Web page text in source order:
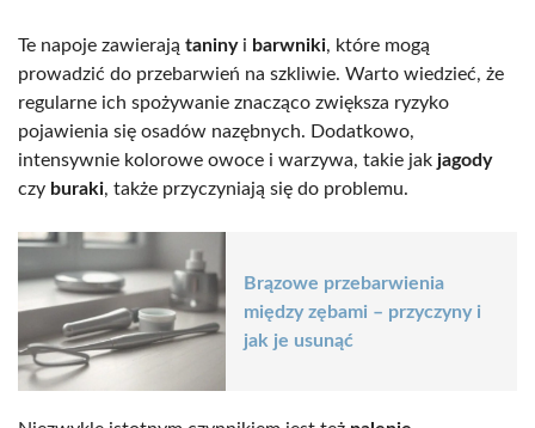
Te napoje zawierają taninyi barwniki, które mogą
prowadzić do przebarwień na szkliwie. Warto wiedzieć, że
regularne ich spożywanie znacząco zwiększa ryzyko
pojawienia się osadów nazębnych. Dodatkowo,
intensywnie kolorowe owoce i warzywa, takie jak jagody
czy buraki, także przyczyniają się do problemu.
Brązowe przebarwienia
między zębami – przyczyny i
jak je usunąć